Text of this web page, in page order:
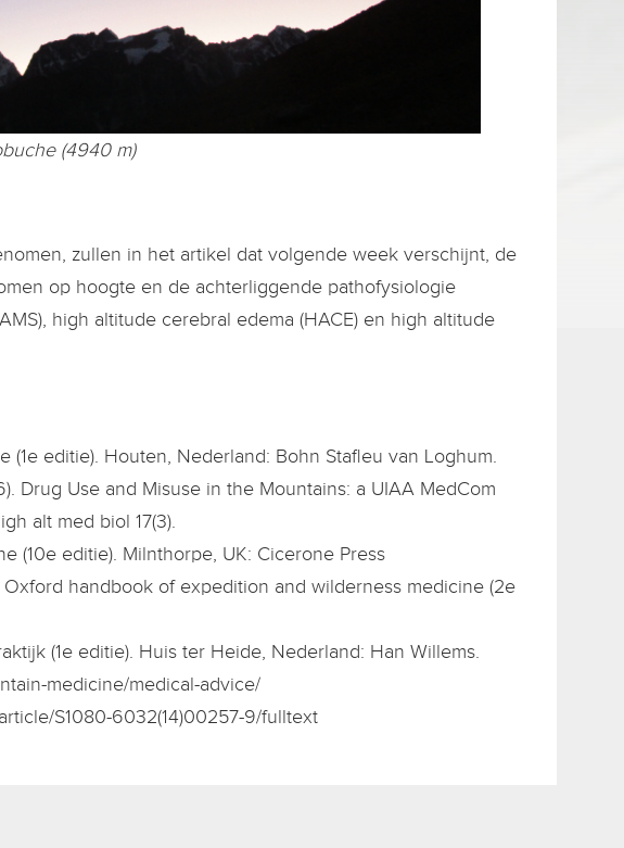
(4940 m)
zullen in het artikel dat volgende week verschijnt, de
op hoogte en de achterliggende pathofysiologie
high altitude cerebral edema (HACE) en high altitude
(1e editie). Houten, Nederland: Bohn Stafleu van Loghum.
Drug Use and Misuse in the Mountains: a UIAA MedCom
alt med biol 17(3).
(10e editie). Milnthorpe, UK: Cicerone Press
handbook of expedition and wilderness medicine (2e
(1e editie). Huis ter Heide, Nederland: Han Willems.
medicine/medical-advice/
S1080-6032(14)00257-9/fulltext